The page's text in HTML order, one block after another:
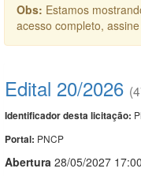
Obs: Estamos
acesso completo,
Edital 20/2026
Identificador desta licitação:
Portal: PNCP
Abertura 28/05/2027 17:00